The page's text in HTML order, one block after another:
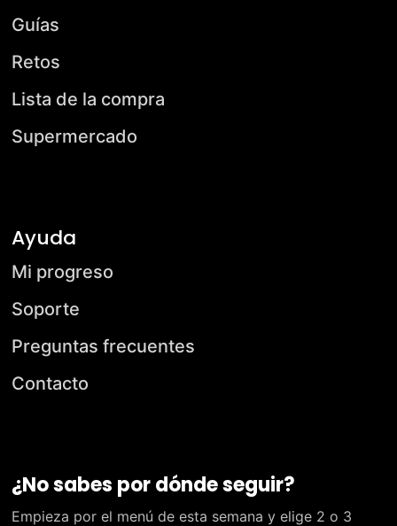
Guías
Retos
Lista de la compra
Supermercado
Ayuda
Mi progreso
Soporte
Preguntas frecuentes
Contacto
¿No sabes por dónde seguir?
Empieza por el menú de esta semana y elige 2 o 3